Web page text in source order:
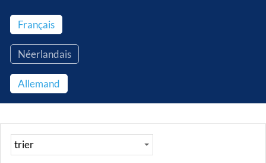
Français
Néerlandais
Allemand